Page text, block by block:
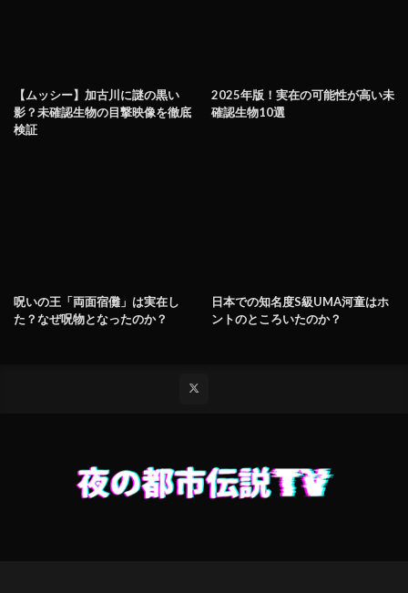
【ムッシー】加古川に謎の黒い
影？未確認生物の目撃映像を徹底
検証
2025年版！実在の可能性が高い未
確認生物10選
呪いの王「両面宿儺」は実在し
た？なぜ呪物となったのか？
日本での知名度S級UMA河童はホ
ントのところいたのか？